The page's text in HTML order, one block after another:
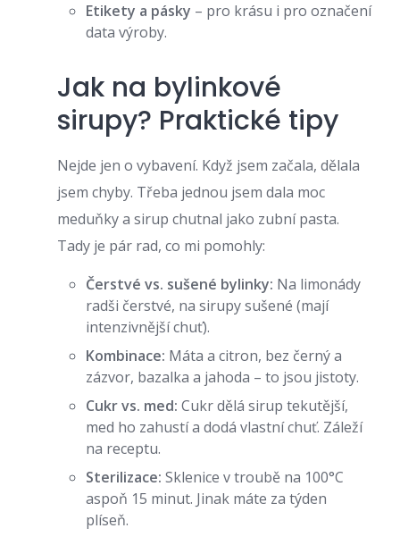
Etikety a pásky – pro krásu i pro označení
data výroby.
Jak na bylinkové
sirupy? Praktické tipy
Nejde jen o vybavení. Když jsem začala, dělala
jsem chyby. Třeba jednou jsem dala moc
meduňky a sirup chutnal jako zubní pasta.
Tady je pár rad, co mi pomohly:
Čerstvé vs. sušené bylinky: Na limonády
radši čerstvé, na sirupy sušené (mají
intenzivnější chuť).
Kombinace: Máta a citron, bez černý a
zázvor, bazalka a jahoda – to jsou jistoty.
Cukr vs. med: Cukr dělá sirup tekutější,
med ho zahustí a dodá vlastní chuť. Záleží
na receptu.
Sterilizace: Sklenice v troubě na 100°C
aspoň 15 minut. Jinak máte za týden
plíseň.